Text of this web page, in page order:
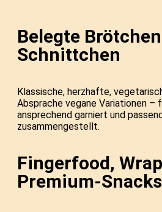
Belegte
Schnittchen
Klassische, herzhafte,
Absprache vegane Variationen –
ansprechend garniert und
zusammengestellt.
Fingerfood,
Premium-Snacks